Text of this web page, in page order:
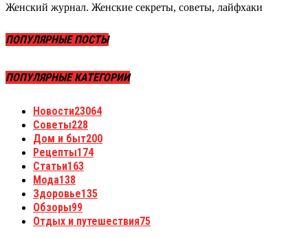
Женский журнал. Женские секреты, советы, лайфхаки
ПОПУЛЯРНЫЕ ПОСТЫ
ПОПУЛЯРНЫЕ КАТЕГОРИИ
Новости23064
Советы228
Дом и быт200
Рецепты174
Статьи163
Мода138
Здоровье135
Обзоры99
Отдых и путешествия75